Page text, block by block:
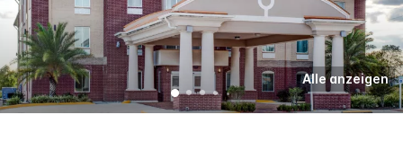
Alle anzeigen